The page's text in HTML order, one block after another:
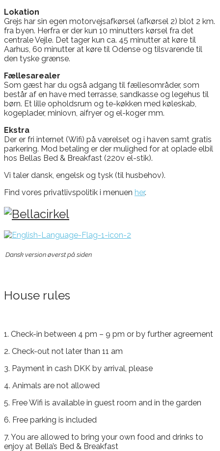
Lokation
Grejs har sin egen motorvejsafkørsel (afkørsel 2) blot 2 km.
fra byen. Herfra er der kun 10 minutters kørsel fra det
centrale Vejle. Det tager kun ca. 45 minutter at køre til
Aarhus, 60 minutter at køre til Odense og tilsvarende til
den tyske grænse.
Fællesarealer
Som gæst har du også adgang til fællesområder, som
består af en have med terrasse, sandkasse og legehus til
børn. Et lille opholdsrum og te-køkken med køleskab,
kogeplader, miniovn, aifryer og el-koger mm.
Ekstra
Der er fri internet (Wifi) på værelset og i haven samt gratis
parkering. Mod betaling er der mulighed for at oplade elbil
hos Bellas Bed & Breakfast (220v el-stik).
Vi taler dansk, engelsk og tysk (til husbehov).
Find vores privatlivspolitik i menuen her.
Dansk version øverst på siden
House rules
1. Check-in between 4 pm – 9 pm or by further agreement
2. Check-out not later than 11 am
3. Payment in cash DKK by arrival, please
4. Animals are not allowed
5. Free Wifi is available in guest room and in the garden
6. Free parking is included
7. You are allowed to bring your own food and drinks to
enjoy at Bella’s Bed & Breakfast